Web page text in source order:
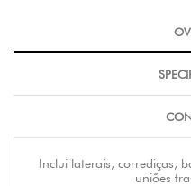
Inclui laterais, corrediças,
uniões